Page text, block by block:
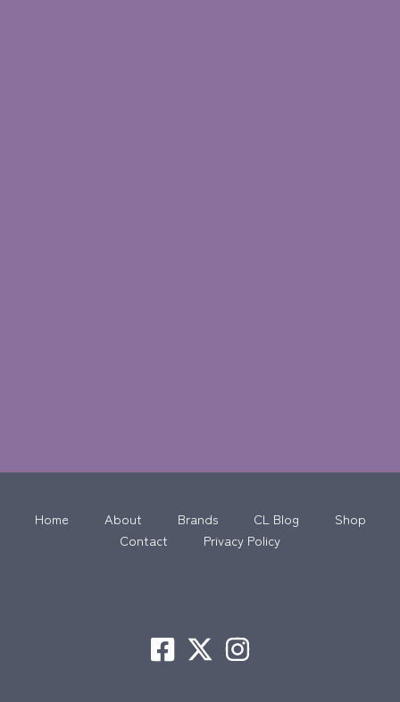
Home About Brands CL Blog
Shop
Contact
Privacy Policy